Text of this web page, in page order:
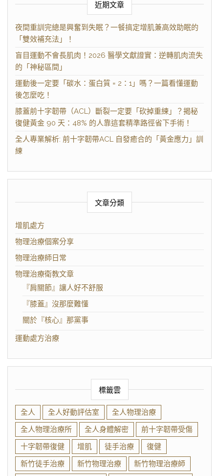
近期文章
夜間重訓完總是興奮到失眠？一餐搞定增肌兼高效助眠的
「雙效補充法」！
盲目運動不會長肌肉！2026 醫學文獻證實：逆轉肌肉流失
的「神秘區間」
運動後一定要「碳水：蛋白質 = 2：1」嗎？一篇看懂運動
後怎麼吃！
膝蓋前十字韌帶（ACL）斷裂一定要「砍掉重練」？揭秘
復健黃金 90 天：48% 的人靠這套精準路徑省下手術！
全人專業解析: 前十字韌帶ACL 自發癒合的「黃金應力」訓
練
文章分類
增肌處方
物理治療個案分享
物理治療師日常
物理治療衛教文章
『肩關節』讓人好不舒服
『膝蓋』沒那麼難懂
關於『核心』那黨事
運動處方治療
標籤雲
全人 全人好動評估室
全人物理治療
全人物理治療所
全人身體解密
前十字韌帶受傷
十字韌帶復健
增肌 徒手治療
復健
新竹徒手治療
新竹物理治療
新竹物理治療師